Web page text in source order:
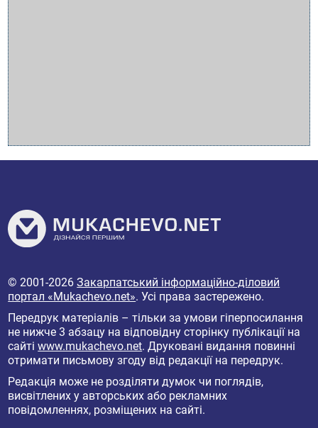
© 2001-2026Закарпатський інформаційно-діловий
портал «Mukachevo.net». Усі права застережено.
Передрук матеріалів – тільки за умови гіперпосилання
не нижче 3 абзацу на відповідну сторінку публікації на
сайтіwww.mukachevo.net. Друковані видання повинні
отримати письмову згоду від редакції на передрук.
Редакція може не розділяти думок чи поглядів,
висвітлених у авторських або рекламних
повідомленнях, розміщених на сайті.